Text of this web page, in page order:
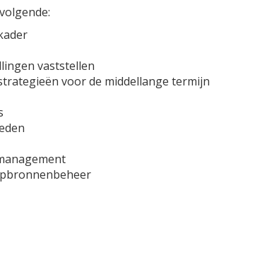
vaststellen
voor de middellange termijn